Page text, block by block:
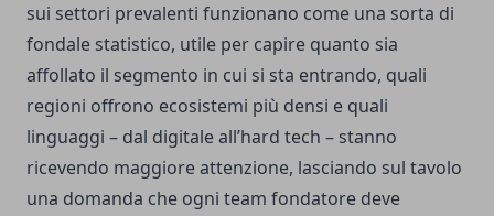
sui settori prevalenti funzionano come una sorta di
fondale statistico, utile per capire quanto sia
affollato il segmento in cui si sta entrando, quali
regioni offrono ecosistemi più densi e quali
linguaggi – dal digitale all’hard tech – stanno
ricevendo maggiore attenzione, lasciando sul tavolo
una domanda che ogni team fondatore deve